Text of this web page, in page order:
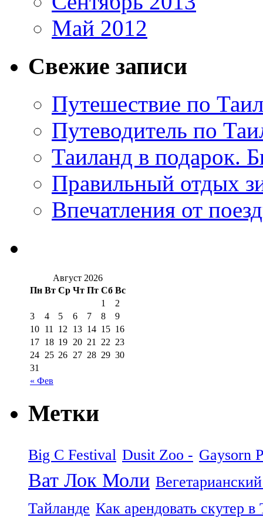
Май 2012
Свежие записи
Путешествие по
Путеводитель по
Таиланд в подарок.
Правильный отдых
Впечатления от
Август 2026
Пн Вт Ср Чт Пт Сб Вс
« Фев
1
2
3
4 5 6 7 8
9
10 11 12 13 14 15 16
17 18 19 20 21 22 23
24 25 26 27 28 29 30
31
Метки
Big C Festival Dusit Zoo - Gaysorn
Ват Лок Моли
Тайланде Как арендовать скутер в